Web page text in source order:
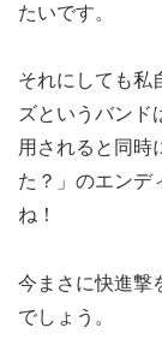
たいです。
それにしても私
ズというバンド
用されると同時
た？」のエンデ
ね！
今まさに快進撃
でしょう。